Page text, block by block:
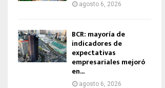
agosto 6, 2026
BCR: mayoría de
indicadores de
expectativas
empresariales mejoró
en...
agosto 6, 2026